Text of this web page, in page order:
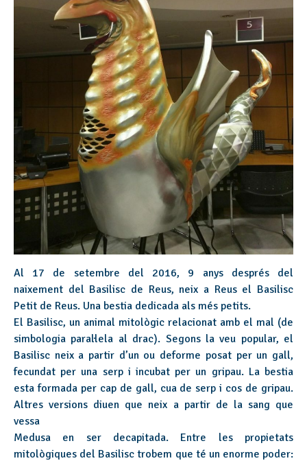
Al 17 de setembre del 2016, 9 anys després del
naixement del Basilisc de Reus, neix a Reus el Basilisc
Petit de Reus. Una bestia dedicada als més petits.
El Basilisc, un animal mitològic relacionat amb el mal (de
simbologia paral·lela al drac). Segons la veu popular, el
Basilisc neix a partir d’un ou deforme posat per un gall,
fecundat per una serp i incubat per un gripau. La bestia
esta formada per cap de gall, cua de serp i cos de gripau.
Altres versions diuen que neix a partir de la sang que
vessa
Medusa en ser decapitada. Entre les propietats
mitològiques del Basilisc trobem que té un enorme poder: